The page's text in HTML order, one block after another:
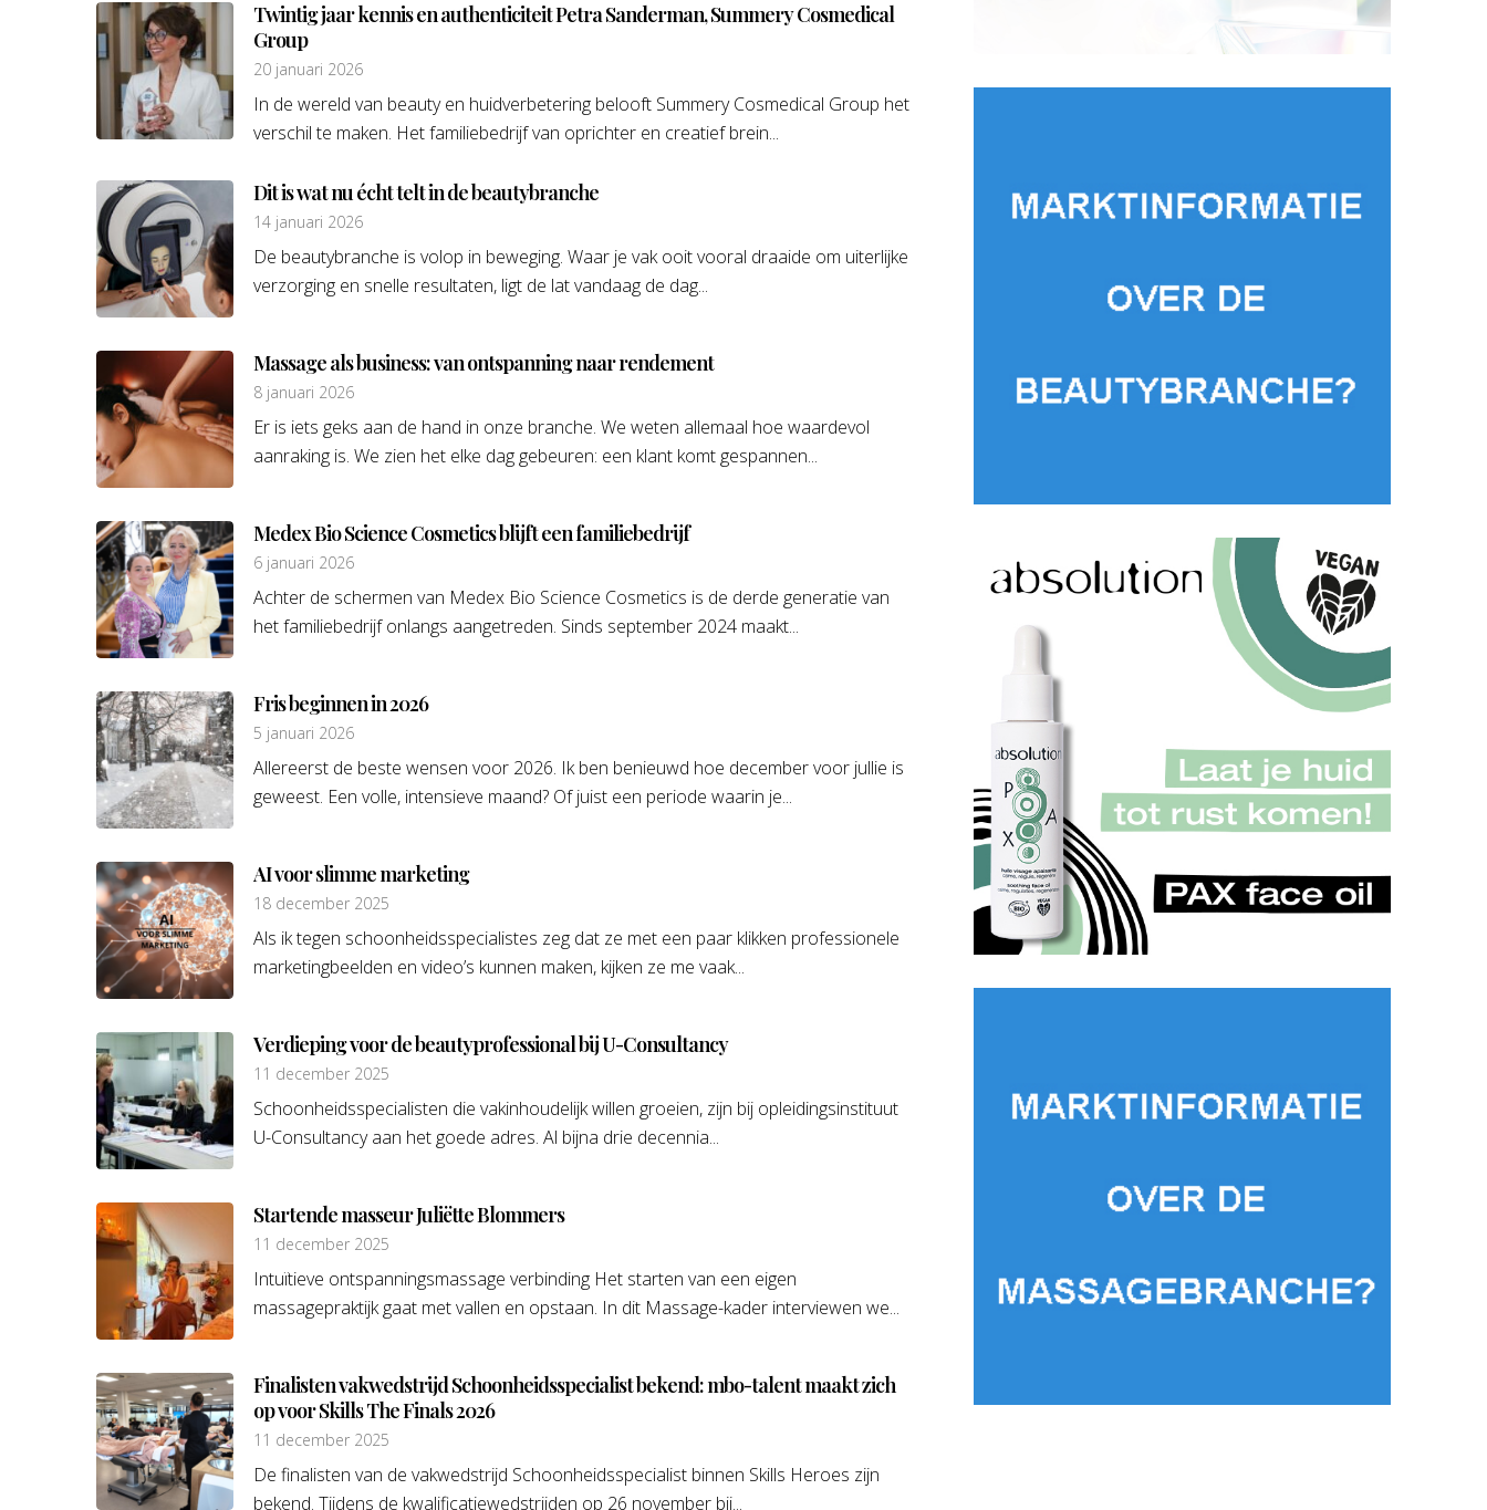
Twintig jaar kennis en authenticiteit Petra Sanderman, Summery Cosmedical
Group
20 januari 2026
In de wereld van beauty en huidverbetering belooft Summery Cosmedical Group het
verschil te maken. Het familiebedrijf van oprichter en creatief brein...
Dit is wat nu écht telt in de beautybranche
14 januari 2026
De beautybranche is volop in beweging. Waar je vak ooit vooral draaide om uiterlijke
verzorging en snelle resultaten, ligt de lat vandaag de dag...
Massage als business: van ontspanning naar rendement
8 januari 2026
Er is iets geks aan de hand in onze branche. We weten allemaal hoe waardevol
aanraking is. We zien het elke dag gebeuren: een klant komt gespannen...
Medex Bio Science Cosmetics blijft een familiebedrijf
6 januari 2026
Achter de schermen van Medex Bio Science Cosmetics is de derde generatie van
het familiebedrijf onlangs aangetreden. Sinds september 2024 maakt...
Fris beginnen in 2026
5 januari 2026
Allereerst de beste wensen voor 2026. Ik ben benieuwd hoe december voor jullie is
geweest. Een volle, intensieve maand? Of juist een periode waarin je...
AI voor slimme marketing
18 december 2025
Als ik tegen schoonheidsspecialistes zeg dat ze met een paar klikken professionele
marketingbeelden en video’s kunnen maken, kijken ze me vaak...
Verdieping voor de beautyprofessional bij U-Consultancy
11 december 2025
Schoonheidsspecialisten die vakinhoudelijk willen groeien, zijn bij opleidingsinstituut
U-Consultancy aan het goede adres. Al bijna drie decennia...
Startende masseur Juliëtte Blommers
11 december 2025
Intuïtieve ontspanningsmassage verbinding Het starten van een eigen
massagepraktijk gaat met vallen en opstaan. In dit Massage-kader interviewen we...
Finalisten vakwedstrijd Schoonheidsspecialist bekend: mbo-talent maakt zich
op voor Skills The Finals 2026
11 december 2025
De finalisten van de vakwedstrijd Schoonheidsspecialist binnen Skills Heroes zijn
bekend. Tijdens de kwalificatiewedstrijden op 26 november bij...